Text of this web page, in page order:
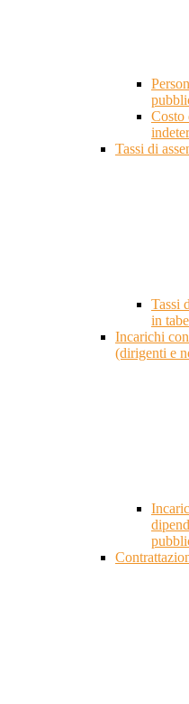
Costo
Tassi di
Tassi
in
Incarichi
(dirigenti e